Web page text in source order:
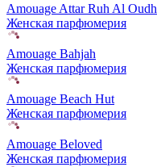
Amouage Attar Ruh Al Oudh
Женская парфюмерия
Amouage Bahjah
Женская парфюмерия
Amouage Beach Hut
Женская парфюмерия
Amouage Beloved
Женская парфюмерия